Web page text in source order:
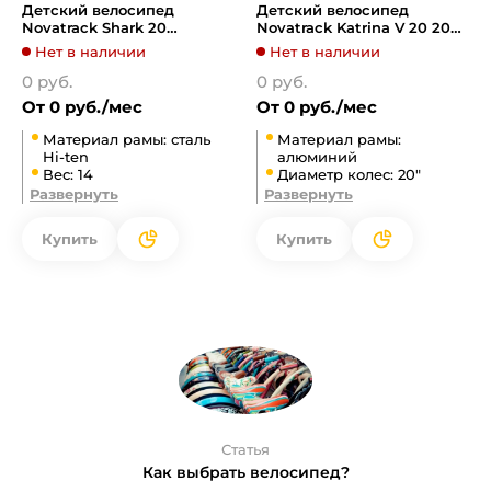
Детский велосипед
Novatrack Shark 20
20SS6V.SHARK.WT20
(белый/красный, 2020)
Нет в наличии
0 руб.
От 0 руб./мес
Материал рамы: сталь
Hi-ten
Вес: 14
Развернуть
Купить
Детский велосипед
Novatrack Katrina V 20 2022
207AKATRINA1V.PN22
(розовый)
Нет в наличии
0 руб.
От 0 руб./мес
Материал рамы:
алюминий
Диаметр колес: 20"
Развернуть
Купить
Статья
Как выбрать велосипед?